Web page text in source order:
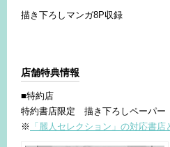
描き下ろしマンガ8P収録
店舗特典情報
■特約店
特約書店限定 描き下ろしペーパー
※ 「麗人セレクション」の対応書店